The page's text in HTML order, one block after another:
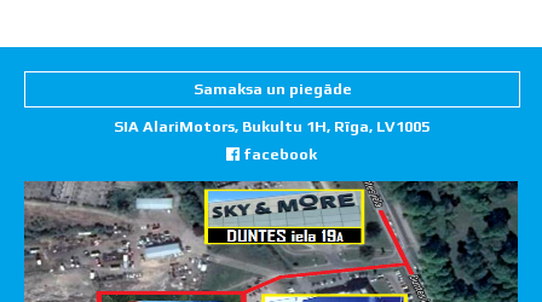
Samaksa un piegāde
SIA AlariMotors, Bukultu 1H, Rīga, LV1005
facebook